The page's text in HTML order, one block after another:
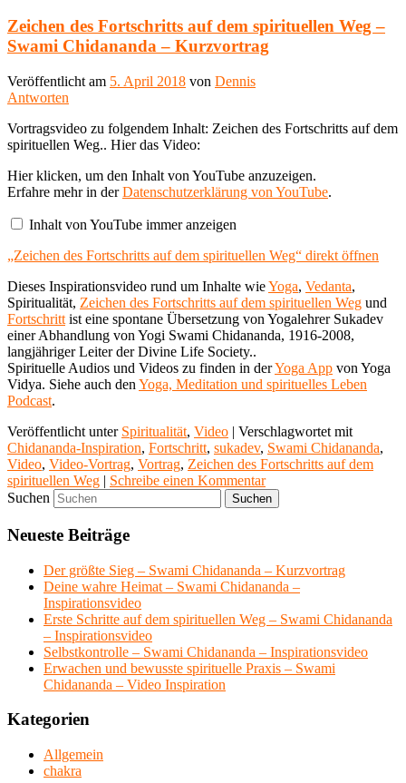
Zeichen des Fortschritts auf dem spirituellen Weg –
Swami Chidananda – Kurzvortrag
Veröffentlicht am 5. April 2018 von Dennis
Antworten
Vortragsvideo zu folgendem Inhalt: Zeichen des Fortschritts auf dem
spirituellen Weg.. Hier das Video:
„Zeichen
des
Fortschritts
auf
dem
Weg“
YouTube
anzeigen
Hier klicken, um den Inhalt von YouTube anzuzeigen.
Erfahre mehr in derDatenschutzerklärung von YouTube.
Inhalt von YouTube immer anzeigen
„Zeichen des Fortschritts auf dem spirituellen Weg“ direkt öffnen
Dieses Inspirationsvideo rund um Inhalte wieYoga, Vedanta,
Spiritualität, Zeichen des Fortschritts auf dem spirituellen Weg und
Fortschritt ist eine spontane Übersetzung von Yogalehrer Sukadev
einer Abhandlung von Yogi Swami Chidananda, 1916-2008,
langjähriger Leiter der Divine Life Society..
Spirituelle Audios und Videos zu finden in derYoga App von Yoga
Vidya. Siehe auch den Yoga, Meditation und spirituelles Leben
Podcast.
Veröffentlicht unter Spiritualität, Video | Verschlagwortet mit
Chidananda-Inspiration, Fortschritt, sukadev, Swami Chidananda,
Video, Video-Vortrag, Vortrag, Zeichen des Fortschritts auf dem
spirituellen Weg | Schreibe einen Kommentar
Suchen
Neueste Beiträge
Der größte Sieg – Swami Chidananda – Kurzvortrag
Deine wahre Heimat – Swami Chidananda –
Inspirationsvideo
Erste Schritte auf dem spirituellen Weg – Swami Chidananda
– Inspirationsvideo
Selbstkontrolle – Swami Chidananda – Inspirationsvideo
Erwachen und bewusste spirituelle Praxis – Swami
Chidananda – Video Inspiration
Kategorien
Allgemein
chakra